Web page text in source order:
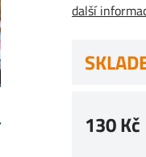
další
130 Kč